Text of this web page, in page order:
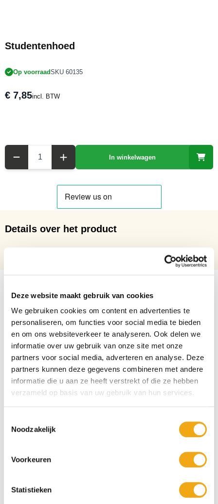
Deze website maakt gebruik van cookies
We gebruiken cookies om content en advertenties te
personaliseren, om functies voor social media te bieden
en om ons websiteverkeer te analyseren. Ook delen we
informatie over uw gebruik van onze site met onze
partners voor social media, adverteren en analyse. Deze
partners kunnen deze gegevens combineren met andere
informatie die u aan ze heeft verstrekt of die ze hebben
verzameld op basis van uw gebruik van hun services.
Noodzakelijk
Voorkeuren
Statistieken
Studentenhoed
Op voorraadSKU 60135
€ 7,85incl. BTW
In winkelwagen
Details over het product
vakkundige klantenservice klaar.